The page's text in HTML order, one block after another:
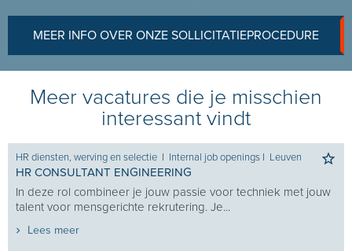
MEER INFO OVER ONZE SOLLICITATIEPROCEDURE
Meer vacatures die je misschien
interessant vindt
HR diensten, werving en selectie I Internal job openings I Leuven
HR CONSULTANT ENGINEERING
In deze rol combineer je jouw passie voor techniek met jouw
talent voor mensgerichte rekrutering. Je...
Lees meer